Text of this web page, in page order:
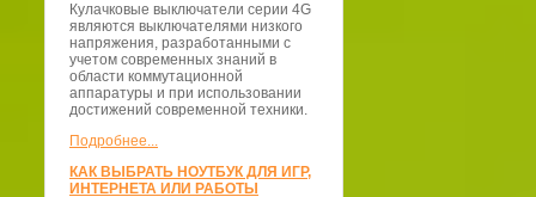
Кулачковые выключатели серии 4G
являются выключателями низкого
напряжения, разработанными с
учетом современных знаний в
области коммутационной
аппаратуры и при использовании
достижений современной техники.
Подробнее...
КАК ВЫБРАТЬ НОУТБУК ДЛЯ ИГР,
ИНТЕРНЕТА ИЛИ РАБОТЫ